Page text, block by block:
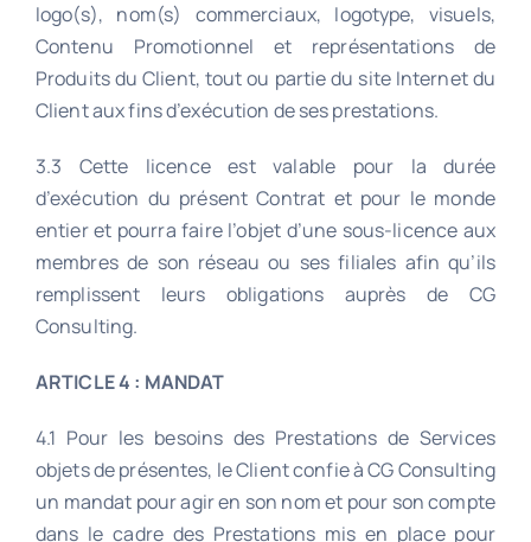
logo(s), nom(s) commerciaux, logotype, visuels,
Contenu Promotionnel et représentations de
Produits du Client, tout ou partie du site Internet du
Client aux fins d’exécution de ses prestations.
3.3 Cette licence est valable pour la durée
d’exécution du présent Contrat et pour le monde
entier et pourra faire l’objet d’une sous-licence aux
membres de son réseau ou ses filiales afin qu’ils
remplissent leurs obligations auprès de CG
Consulting.
ARTICLE 4 : MANDAT
4.1 Pour les besoins des Prestations de Services
objets de présentes, le Client confie à CG Consulting
un mandat pour agir en son nom et pour son compte
dans le cadre des Prestations mis en place pour